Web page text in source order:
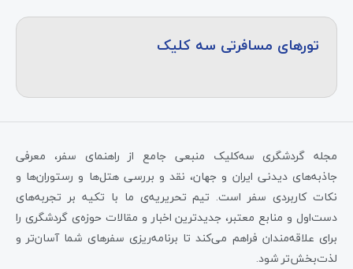
تورهای مسافرتی سه کلیک
مجله گردشگری سه‌کلیک منبعی جامع از راهنمای سفر، معرفی
جاذبه‌های دیدنی ایران و جهان، نقد و بررسی هتل‌ها و رستوران‌ها و
نکات کاربردی سفر است. تیم تحریریه‌ی ما با تکیه بر تجربه‌های
دست‌اول و منابع معتبر، جدیدترین اخبار و مقالات حوزه‌ی گردشگری را
برای علاقه‌مندان فراهم می‌کند تا برنامه‌ریزی سفرهای شما آسان‌تر و
لذت‌بخش‌تر شود.